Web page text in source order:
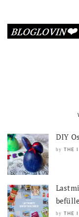
DIY
by THE
by THE